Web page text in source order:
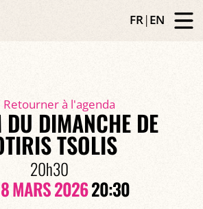
FR|EN
Retourner à l'agenda
DU DIMANCHE DE
TSOLIS
20h30
MARS 202620:30